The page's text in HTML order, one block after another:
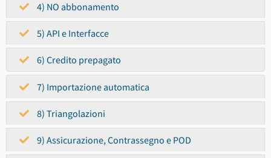
4) NO abbonamento
5) API e Interfacce
6) Credito prepagato
7) Importazione automatica
8) Triangolazioni
9) Assicurazione, Contrassegno e POD